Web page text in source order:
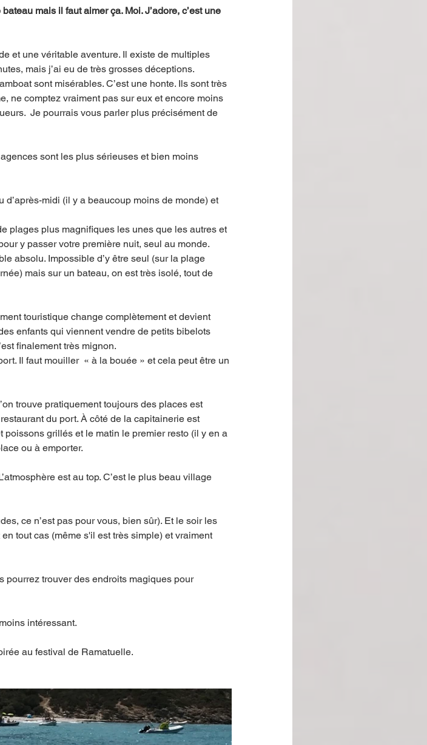
mais il faut aimer ça. Moi. J’adore, c’est une
et une véritable aventure. Il existe de multiples
mais j’ai eu de très grosses déceptions.
sont misérables. C’est une honte. Ils sont très
ne comptez vraiment pas sur eux et encore moins
Je pourrais vous parler plus précisément de
sont les plus sérieuses et bien moins
midi (il y a beaucoup moins de monde) et
plages plus magnifiques les unes que les autres et
y passer votre première nuit, seul au monde.
absolu. Impossible d’y être seul (sur la plage
mais sur un bateau, on est très isolé, tout de
enfants qui viennent vendre de petits bibelots
finalement très mignon.
Il faut mouiller  « à la bouée » et cela peut être un
trouve pratiquement toujours des places est
du port. À côté de la capitainerie est
grillés et le matin le premier resto (il y en a
ou à emporter.
est au top. C’est le plus beau village
ce n’est pas pour vous, bien sûr). Et le soir les
tout cas (même s'il est très simple) et vraiment
pourrez trouver des endroits magiques pour
intéressant.
au festival de Ramatuelle.